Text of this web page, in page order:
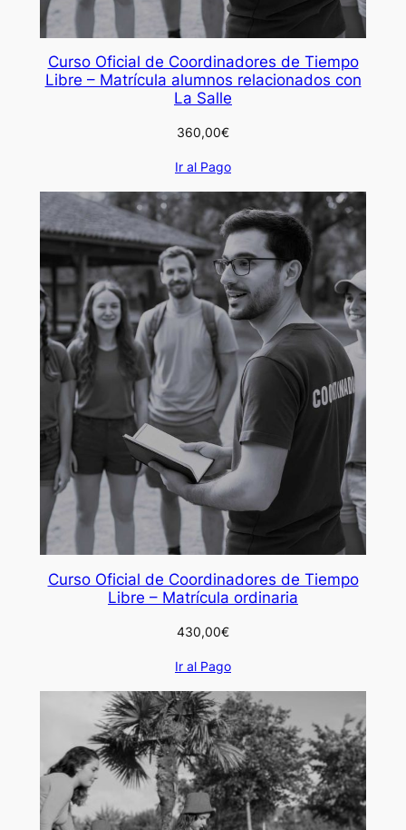
Curso Oficial de Coordinadores de Tiempo
Libre – Matrícula alumnos relacionados con
La Salle
360,00€
Ir al Pago
Curso Oficial de Coordinadores de Tiempo
Libre – Matrícula ordinaria
430,00€
Ir al Pago